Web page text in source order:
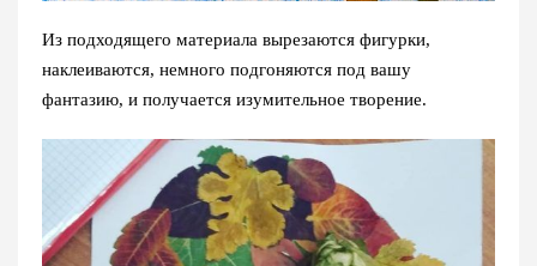
Из подходящего материала вырезаются фигурки,
наклеиваются, немного подгоняются под вашу
фантазию, и получается изумительное творение.